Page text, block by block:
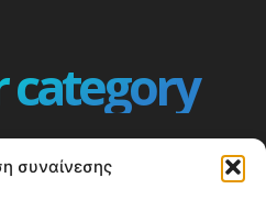
συναίνεσης
category
360